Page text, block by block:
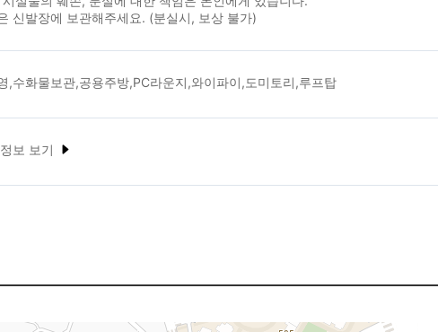
신발장에 보관해주세요. (분실시, 보상 불가)
,수화물보관,공용주방,PC라운지,와이파이,도미토리,루프탑
보 보기